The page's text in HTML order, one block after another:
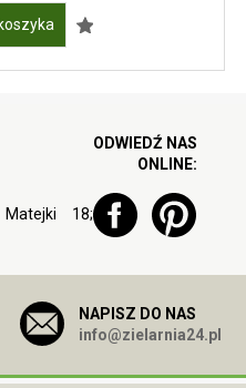
18;
ODWIEDŹ NAS
ONLINE:
NAPISZ DO NAS
info@zielarnia24.pl